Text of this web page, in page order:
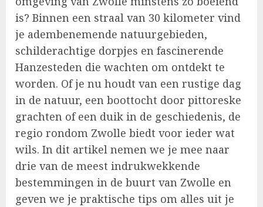
is? Binnen een straal van 30 kilometer vind
je adembenemende natuurgebieden,
schilderachtige dorpjes en fascinerende
Hanzesteden die wachten om ontdekt te
worden. Of je nu houdt van een rustige dag
in de natuur, een boottocht door pittoreske
grachten of een duik in de geschiedenis, de
regio rondom Zwolle biedt voor ieder wat
wils. In dit artikel nemen we je mee naar
drie van de meest indrukwekkende
bestemmingen in de buurt van Zwolle en
geven we je praktische tips om alles uit je